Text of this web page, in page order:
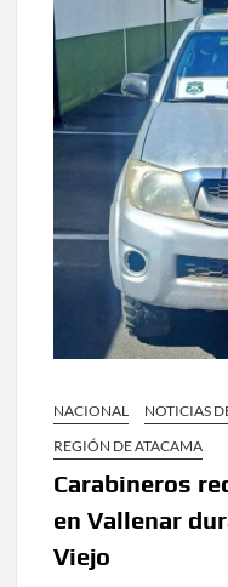
NACIONAL NOTICIAS
REGIÓN DE ATACAMA
Carabineros
en Vallenar
Viejo